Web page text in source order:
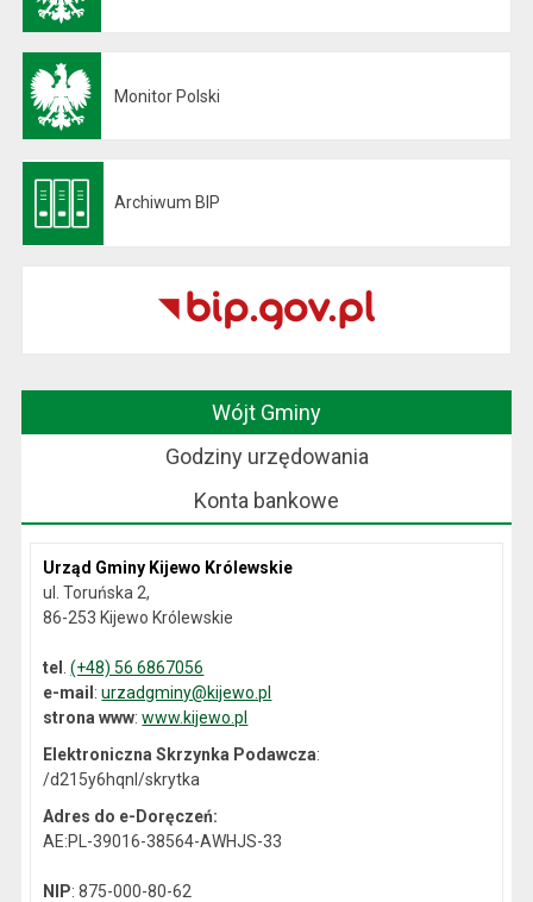
Monitor Polski
Archiwum BIP
Wójt Gminy
Godziny urzędowania
Konta bankowe
Urząd Gminy Kijewo Królewskie
ul. Toruńska 2,
86-253 Kijewo Królewskie
tel .(+48) 56 6867056
e-mail :urzadgminy@kijewo.pl
strona www:www.kijewo.pl
Elektroniczna Skrzynka Podawcza:
/d215y6hqnl/skrytka
Adres do e-Doręczeń:
AE:PL-39016-38564-AWHJS-33
NIP: 875-000-80-62